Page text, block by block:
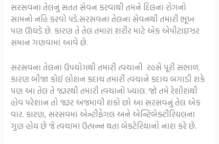
સરસવના તેલનુ સતત સેવન કરવાથી તમને દિલના રોગનો
સામનો નહિ કરવો પડે.સરસવનાં તેલના સેવનથી તમારી ભૂખ
પણ ઊઘડે છે. કારણ તે તેલ તમારાં શરીર માટે એક એપીટાઇઝર
સમાન ગણવામાં આવે છે.
સરસવના તેલનાં ઉપયોગથી તમારી ત્વચાની રહસે પૂરી સંભાળ.
કારણ બીજા કોઈ લોશન કદાચ તમારી ત્વચાને કદાચ બગાડી શકે
પણ આ તેલ તે જરૂરથી તમારી ત્વચાનો ખ્યાલ. જો તમે રેશીશથી
હોવ પરેશાન તો જરૂર અજમાવી શકો છો આ સરસવનું તેલ એક
વાર. કારણ, સરસવમાં એન્ટીફેંગલ અને એન્ટિબેક્ટીરિયલના
ગુણ હોય છે જે ત્વચામાં ઉત્પન્ન થતા બેકટેરિયાનો નાશ કરે છે.